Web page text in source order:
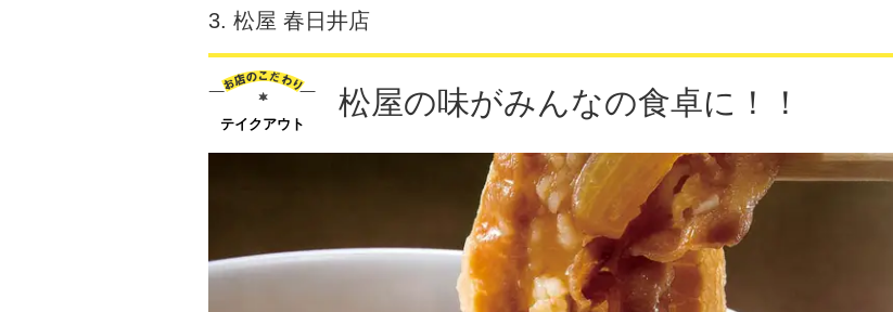
3. 松屋 春日井店
テイクアウト
松屋の味がみんなの食卓に！！